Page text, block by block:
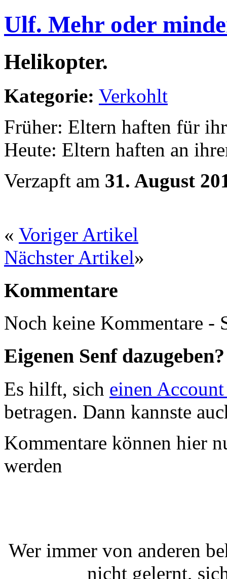
Ulf. Mehr oder
Helikopter.
Kategorie: Verkohlt
Früher: Eltern haften für
Heute: Eltern haften an
Verzapft am 31. August
« Voriger Artikel
Nächster Artikel»
Kommentare
Noch keine Kommentare -
Eigenen Senf dazugeben?
Es hilft, sich einen
betragen. Dann kannste
Kommentare können hier
werden
Wer immer von anderen
nicht gelernt,